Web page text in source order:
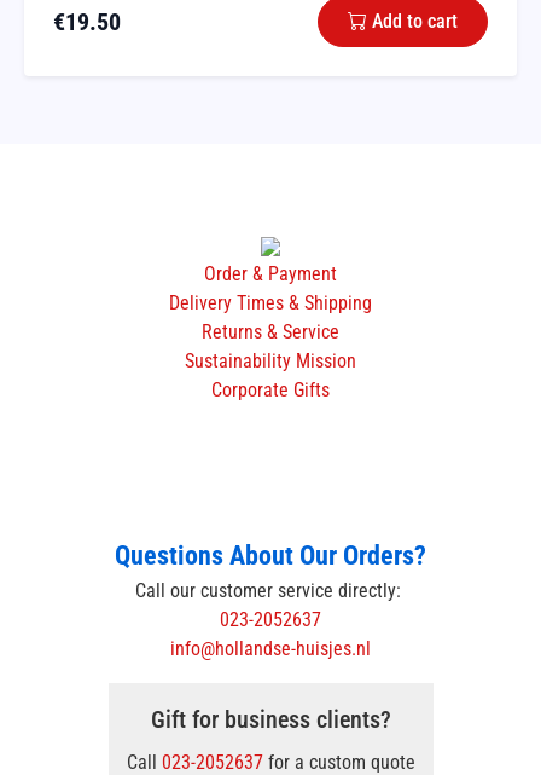
€19.50 Add to cart
Order & Payment
Delivery Times & Shipping
Returns & Service
Sustainability Mission
Corporate Gifts
Questions About Our Orders?
Call our customer service directly:
023-2052637
info@hollandse-huisjes.nl
Gift for business clients?
Call 023-2052637for a custom quote